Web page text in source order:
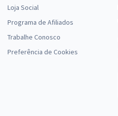
Loja Social
Programa de Afiliados
Trabalhe Conosco
Preferência de Cookies